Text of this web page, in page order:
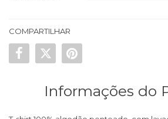
COMPARTILHAR
Informações do